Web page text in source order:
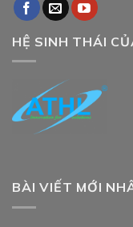
HỆ SINH THÁI
BÀI VIẾT MỚI